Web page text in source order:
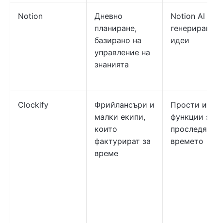
Notion
Дневно
планиране,
базирано на
управление на
знанията
Notion AI за
генериране
идеи
Clockify
Фрийлансъри и
малки екипи,
които
фактурират за
време
Прости и
функции за
времето